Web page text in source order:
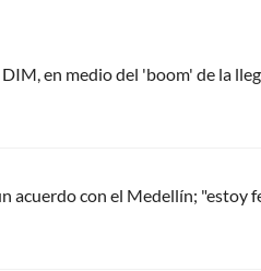
en medio del 'boom' de la
acuerdo con el Medellín; "estoy